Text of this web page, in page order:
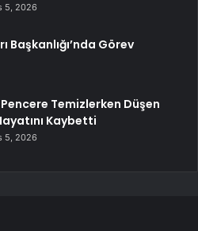
5, 2026
Başkanlığı’nda Görev
Temizlerken Düşen
Kaybetti
5, 2026